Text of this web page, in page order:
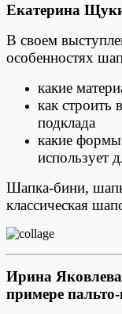
Екатерина
В своем
особенностях
какие
как строить
подклада
какие формы
использует
Шапка-бини,
классическая
Ирина
примере